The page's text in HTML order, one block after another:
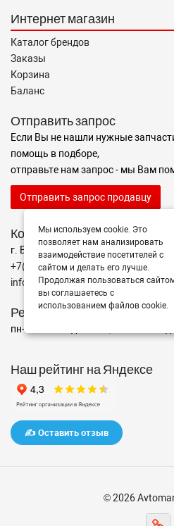
Интернет магазин
Каталог брендов
Заказы
Корзина
Баланс
Отправить запрос
Если Вы не нашли нужные
помощь в подборе,
отправьте нам запрос - мы Вам
Отправить запрос продавцу
Контакты
г. Волгоград ул. ул. маршала
+7(962)760-02-00
info@avtomarket34.ru
Режим работы
пн-пт с 10:00 до 15:00, Сб-Вс
Наш рейтинг на Яндексе
✍️ Оставить отзыв
© 2026
Мы используем cookie. Это
позволяет нам анализировать
взаимодействие посетителей с
сайтом и делать его лучше.
Продолжая пользоваться
вы соглашаетесь с
использованием файлов cookie.